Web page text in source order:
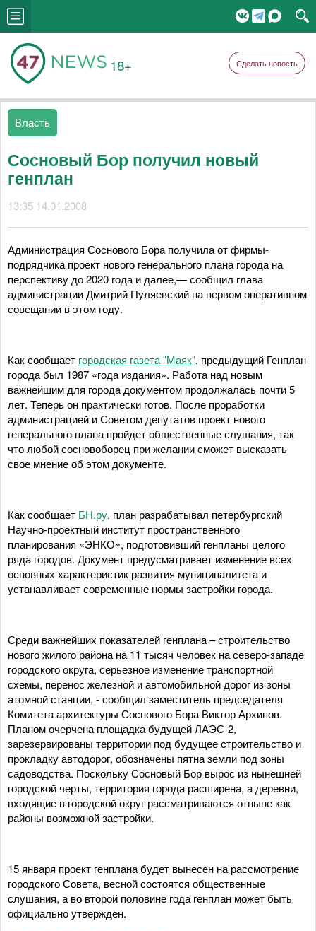
18+ Сделать новость
Власть
Сосновый Бор получил новый
генплан
13:35 14.01.2008
Администрация Соснового Бора получила от фирмы-
подрядчика проект нового генерального плана города на
перспективу до 2020 года и далее,— сообщил глава
администрации Дмитрий Пуляевский на первом оперативном
совещании в этом году.
Как сообщает городская газета "Маяк", предыдущий Генплан
города был 1987 «года издания». Работа над новым
важнейшим для города документом продолжалась почти 5
лет. Теперь он практически готов. После проработки
администрацией и Советом депутатов проект нового
генерального плана пройдет общественные слушания, так
что любой сосновоборец при желании сможет высказать
свое мнение об этом документе.
Как сообщает БН.ру, план разрабатывал петербургский
Научно-проектный институт пространственного
планирования «ЭНКО», подготовивший генпланы целого
ряда городов. Документ предусматривает изменение всех
основных характеристик развития муниципалитета и
устанавливает современные нормы застройки города.
Среди важнейших показателей генплана – строительство
нового жилого района на 11 тысяч человек на северо-западе
городского округа, серьезное изменение транспортной
схемы, перенос железной и автомобильной дорог из зоны
атомной станции, - сообщил заместитель председателя
Комитета архитектуры Соснового Бора Виктор Архипов.
Планом очерчена площадка будущей ЛАЭС-2,
зарезервированы территории под будущее строительство и
прокладку автодорог, обозначены пятна земли под зоны
садоводства. Поскольку Сосновый Бор вырос из нынешней
городской черты, территория города расширена, а деревни,
входящие в городской округ рассматриваются отныне как
районы возможной застройки.
15 января проект генплана будет вынесен на рассмотрение
городского Совета, весной состоятся общественные
слушания, а во второй половине года генплан может быть
официально утвержден.